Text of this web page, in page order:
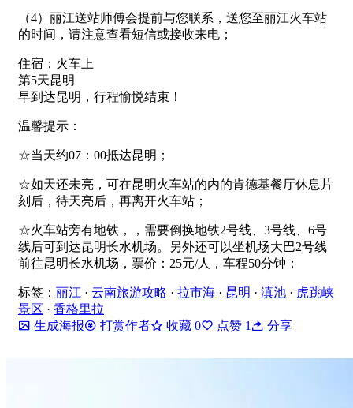
（4）丽江送站师傅会提前与您联系，送您至丽江火车站
的时间，请注意查看短信或接收来电；
住宿：火车上
第5天昆明
早到达昆明，行程愉悦结束！
温馨提示：
☆当天约07：00抵达昆明；
☆如天还未亮，可在昆明火车站的内的肯德基餐厅休息片
刻后，待天亮后，再离开火车站；
☆火车站旁有地铁，，需要倒换地铁2号线、3号线、6号
线后可到达昆明长水机场。另外还可以坐机场大巴2号线
前往昆明长水机场，票价：25元/人，车程50分钟；
标签： 丽江 · 云南旅游攻略 · 拉市海 · 昆明 · 滇池 · 虎跳峡
景区 · 香格里拉
生成海报
打赏作者 收藏 0 点赞 1 分享